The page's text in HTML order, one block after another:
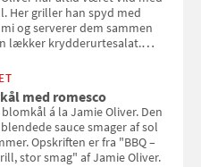
Her griller han spyd med
og serverer dem sammen
lækker krydderurtesalat.
Jamie Oliver.
med romesco
á la Jamie Oliver. Den
sauce smager af sol
Opskriften er fra "BBQ –
stor smag" af Jamie Oliver.